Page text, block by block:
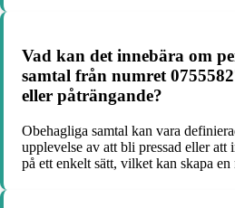
Vad kan det innebära om
samtal från numret
eller påträngande?
Obehagliga samtal kan vara
upplevelse av att bli pressad eller att
på ett enkelt sätt, vilket kan skapa